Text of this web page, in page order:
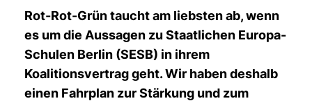
Rot-Rot-Grün taucht am liebsten ab, wenn
es um die Aussagen zu Staatlichen Europa-
Schulen Berlin (SESB) in ihrem
Koalitionsvertrag geht. Wir haben deshalb
einen Fahrplan zur Stärkung und zum